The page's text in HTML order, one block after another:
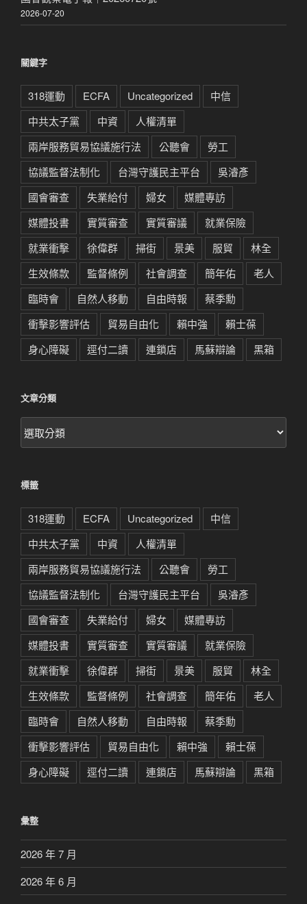
2026-07-20
關鍵字
318運動 ECFA Uncategorized
中信
中共太子黨
中資
人權清單
兩岸服務貿易協議施行法
公聽會
勞工
協議監督法制化
台灣守護民主平台
吳濬彥
國會審查
失業給付 婦女
媒體專訪
媒體投書
實質審查 實質審議
就業保險
就業衝擊
徐偉群 掃街 景美 服貿
林全
生效條款
監督條例 社會調查 簡年佑
老人
臨時會
自然人移動 自由時報
蔡季勳
衝擊影響評估
貿易自由化 賴中強
賴士葆
身心障礙
逕付二讀 連鎖店 馬蘇辯論 黑箱
文章分類
文
章
標籤
318運動 ECFA Uncategorized
中信
中共太子黨
中資
人權清單
兩岸服務貿易協議施行法
公聽會
勞工
協議監督法制化
台灣守護民主平台
吳濬彥
國會審查
失業給付 婦女
媒體專訪
媒體投書
實質審查 實質審議
就業保險
就業衝擊
徐偉群 掃街 景美 服貿
林全
生效條款
監督條例 社會調查 簡年佑
老人
臨時會
自然人移動 自由時報
蔡季勳
衝擊影響評估
貿易自由化 賴中強
賴士葆
身心障礙
逕付二讀 連鎖店 馬蘇辯論 黑箱
彙整
2026 年 7 月
2026 年 6 月